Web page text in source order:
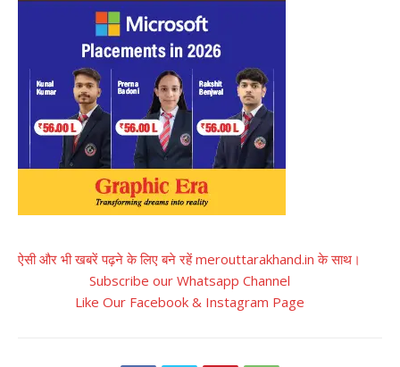
ऐसी और भी खबरें पढ़ने के लिए बने रहें merouttarakhand.in के साथ।
Subscribe our Whatsapp Channel
Like Our Facebook & Instagram Page